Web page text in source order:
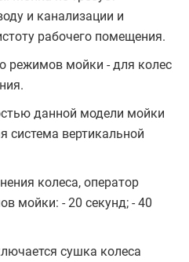
и канализации и
рабочего помещения.
режимов мойки - для колес
данной модели мойки
система вертикальной
колеса, оператор
мойки: - 20 секунд; - 40
сушка колеса